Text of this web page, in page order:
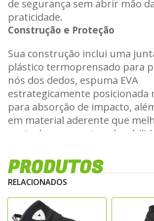
de segurança sem abrir mão
praticidade.
Construção e Proteção
Sua construção inclui uma
plástico termoprensado para
nós dos dedos, espuma EVA
estrategicamente posicionada
para absorção de impacto,
em material aderente que
controle e aumenta a
precisão nos comandos,
trajetos urbanos intensos.
Conforto e Ventilação
Ideal para os dias quentes, a
PRODUTOS
RELACIONADOS